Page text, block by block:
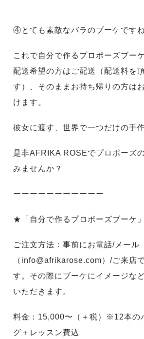
④とても素敵なバラのブーケですね
これで自分で作るプロポーズブー
配送希望の方はご配送（配送料を
す）、そのままお持ち帰りの方は
けます。
彼女に渡す、世界で一つだけの手
是非AFRIKA ROSEでプロポーズ
みませんか？
ーーーーーーーーーーー
★「自分で作るプロポーズブーケ
ご注文方法：事前にお電話/メール
（info@afrikarose.com）/ご来店
す。その際にブーケにイメージな
いただきます。
料金：15,000〜（＋税）※12本の
グ＋レッスン費込